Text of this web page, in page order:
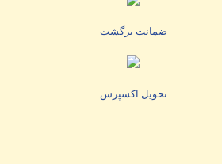
ضمانت برگشت
تحویل اکسپرس